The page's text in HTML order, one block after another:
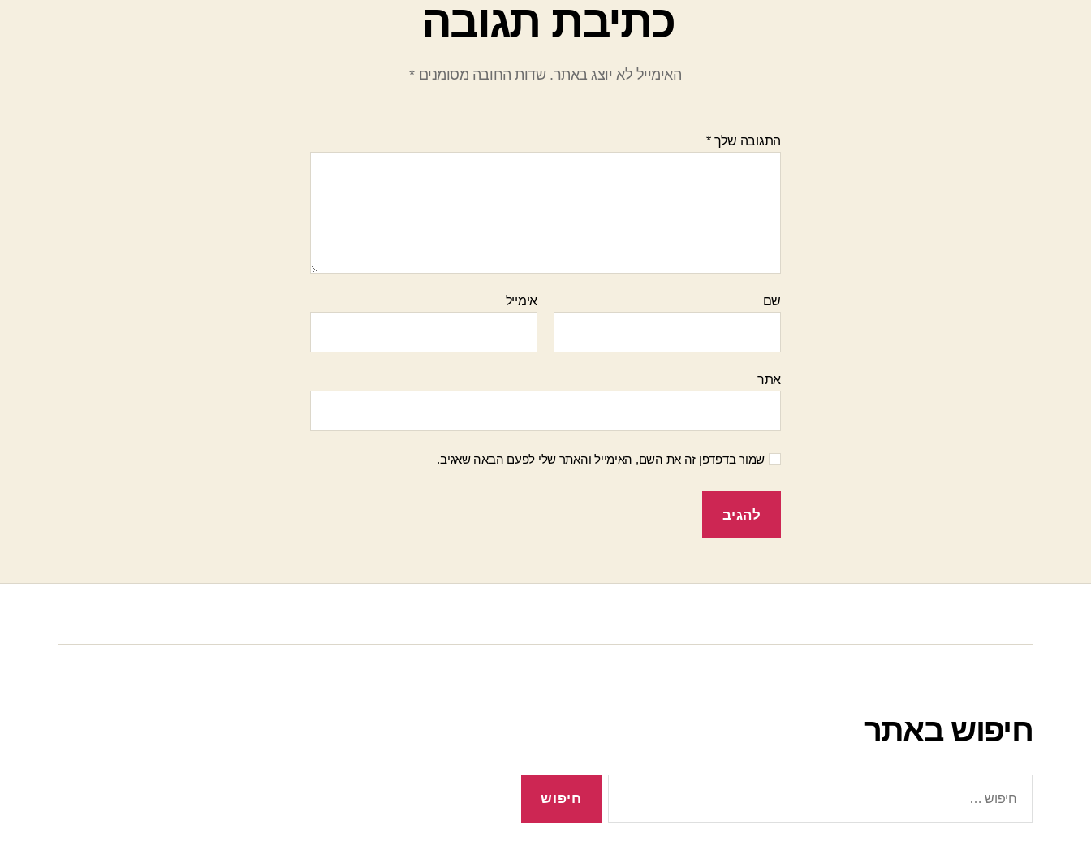
כתיבת תגובה
האימייל לא יוצג באתר. שדות החובה מסומנים*
התגובה שלך*
שם אימייל
אתר
שמור בדפדפן זה את השם, האימייל והאתר שלי לפעם הבאה שאגיב.
חיפוש באתר